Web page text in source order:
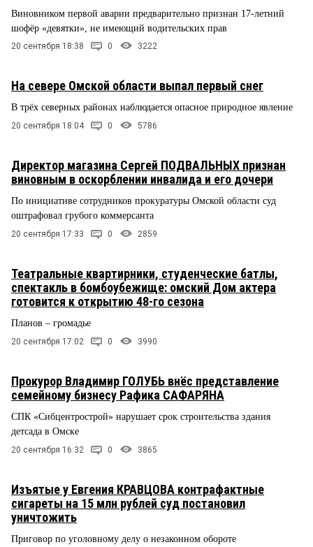
Виновником первой аварии предварительно признан 17-летний
шофёр «девятки», не имеющий водительских прав
20 сентября 18:38 0 3222
На севере Омской области выпал первый снег
В трёх северных районах наблюдается опасное природное явление
20 сентября 18:04 0 5786
Директор магазина Сергей ПОДВАЛЬНЫХ признан
виновным в оскорблении инвалида и его дочери
По инициативе сотрудников прокуратуры Омской области суд
оштрафовал грубого коммерсанта
20 сентября 17:33 0 2859
Театральные квартирники, студенческие батлы,
спектакль в бомбоубежище: омский Дом актера
готовится к открытию 48-го сезона
Планов – громадье
20 сентября 17:02 0 3990
Прокурор Владимир ГОЛУБЬ внёс представление
семейному бизнесу Рафика САФАРЯНА
СПК «Сибцентрострой» нарушает срок строительства здания
детсада в Омске
20 сентября 16:32 0 3865
Изъятые у Евгения КРАВЦОВА контрафактные
сигареты на 15 млн рублей суд постановил
уничтожить
Приговор по уголовному делу о незаконном обороте